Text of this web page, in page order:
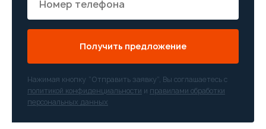
Получить предложение
Нажимая кнопку “Отправить заявку”, Вы соглашаетесь с
политикой конфиденциальности и правилами обработки
персональных данных